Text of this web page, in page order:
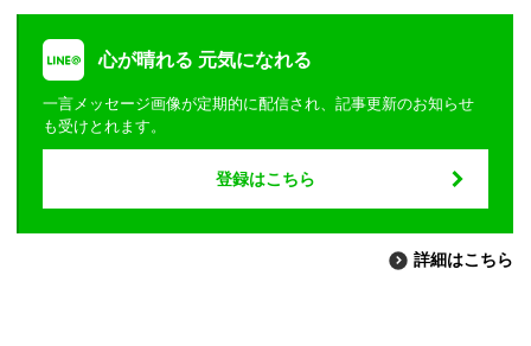
心が晴れる 元気になれる
一言メッセージ画像が定期的に配信され、記事更新のお知らせ
も受けとれます。
登録はこちら
詳細はこちら